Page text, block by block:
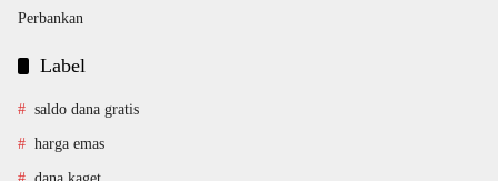
Perbankan
Label
saldo dana gratis
harga emas